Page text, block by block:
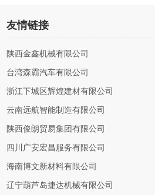
友情链接
陕西金鑫机械有限公司
台湾森霸汽车有限公司
浙江下城区辉煌建材有限公司
云南远航智能制造有限公司
陕西俊朗贸易集团有限公司
四川广安宏昌服务有限公司
海南博文新材料有限公司
辽宁葫芦岛捷达机械有限公司